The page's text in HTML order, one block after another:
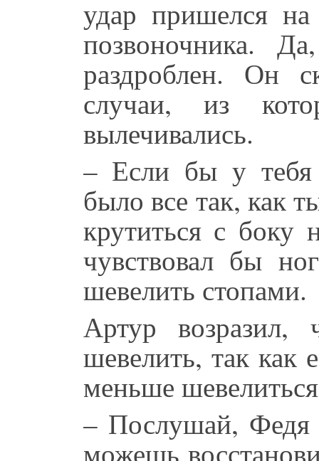
удар пришелся
позвоночника.
раздроблен. Он
случаи, из
вылечивались.
– Если бы у тебя
было все так, как
крутиться с
чувствовал бы
шевелить стопами.
Артур
шевелить, так как
меньше
– Послушай, Федя
можешь